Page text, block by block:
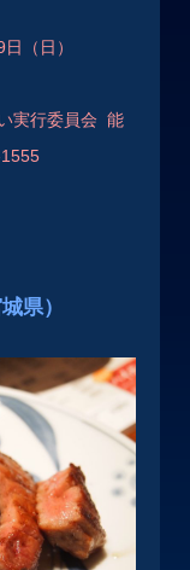
（日）
実行委員会能
県）